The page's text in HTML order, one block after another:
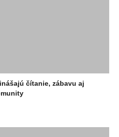
čítanie, zábavu aj